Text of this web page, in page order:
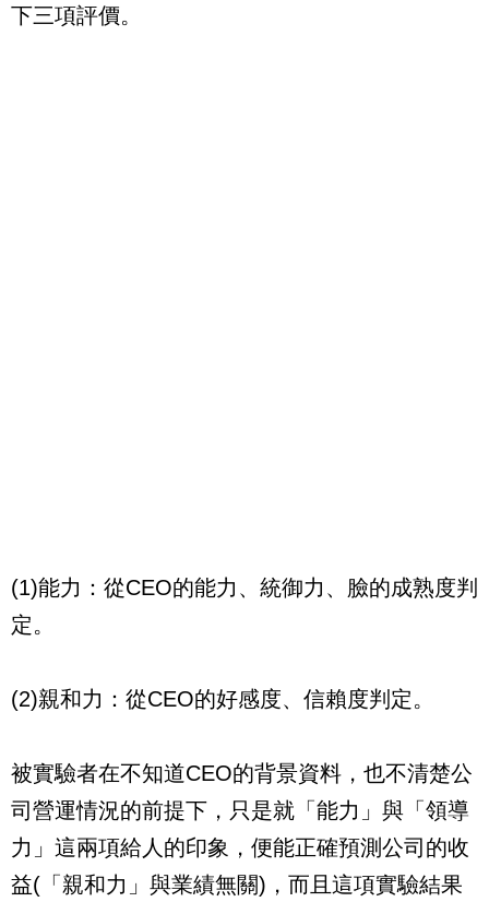
下三項評價。
(1)能力：從CEO的能力、統御力、臉的成熟度判
定。
(2)親和力：從CEO的好感度、信賴度判定。
被實驗者在不知道CEO的背景資料，也不清楚公
司營運情況的前提下，只是就「能力」與「領導
力」這兩項給人的印象，便能正確預測公司的收
益( 「親和力」與業績無關) ，而且這項實驗結果